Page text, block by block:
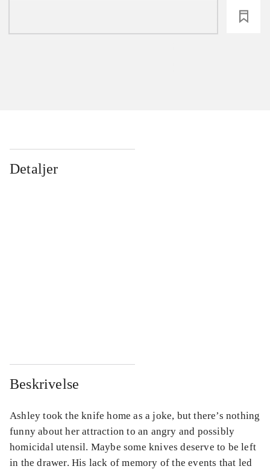
Detaljer
Beskrivelse
Ashley took the knife home as a joke, but there’s nothing
funny about her attraction to an angry and possibly
homicidal utensil. Maybe some knives deserve to be left
in the drawer. His lack of memory of the events that led